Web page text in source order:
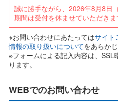
誠に勝手ながら、2026年8月8日
期間は受付を休ませていただきま
※お問い合わせにあたってはサイト
情報の取り扱いについてをあらか
※フォームによる記入内容は、SSL
ります。
WEBでのお問い合わせ